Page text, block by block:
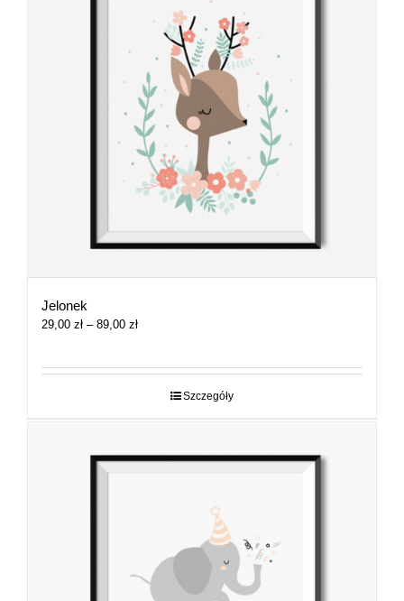
Jelonek
29,00 zł – 89,00 złZakres
29,00 zł
Szczegóły